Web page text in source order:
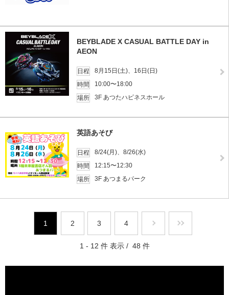
BEYBLADE X CASUAL BATTLE DAY in
AEON
日程
8月15日(土)、16日(日)
時間
10:00〜18:00
場所
3F あつたハピネスホール
英語あそび
日程
8/24(月)、8/26(水)
時間
12:15〜12:30
場所
3F あつまるパーク
1 2 3 4
1 - 12 件 表示 / 48 件